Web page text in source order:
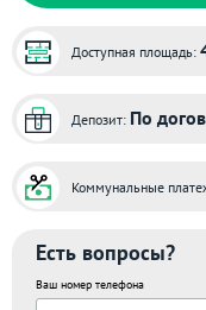
Доступная площадь:
Депозит: По
Коммунальные
Есть вопросы?
Ваш номер телефона